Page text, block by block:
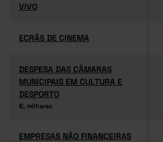
VIVO
VIVO
ECRÃS DE CINEMA
ECRÃS DE CINEMA
DESPESA DAS CÂMARAS
MUNICIPAIS EM CULTURA E
DESPORTO
€, milhares
DESPESA DAS CÂMARAS
MUNICIPAIS EM CULTURA E
DESPORTO
€, milhares
EMPRESAS NÃO FINANCEIRAS
EMPRESAS NÃO FINANCEIRAS